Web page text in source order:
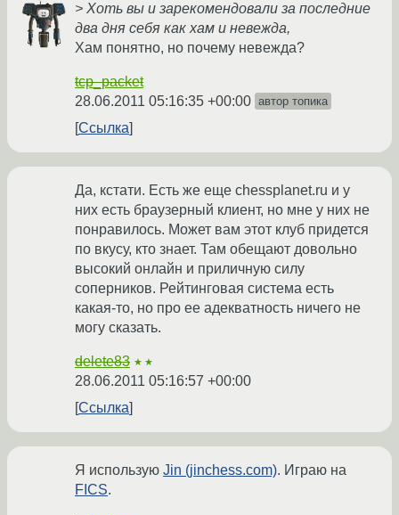
> Хоть вы и зарекомендовали за последние
два дня себя как хам и невежда,
Хам понятно, но почему невежда?
tcp_packet
28.06.2011 05:16:35 +00:00 автор топика
Ссылка
Да, кстати. Есть же еще chessplanet.ru и у
них есть браузерный клиент, но мне у них не
понравилось. Может вам этот клуб придется
по вкусу, кто знает. Там обещают довольно
высокий онлайн и приличную силу
соперников. Рейтинговая система есть
какая-то, но про ее адекватность ничего не
могу сказать.
delete83 ★★
28.06.2011 05:16:57 +00:00
Ссылка
Я использую Jin (jinchess.com). Играю на
FICS.